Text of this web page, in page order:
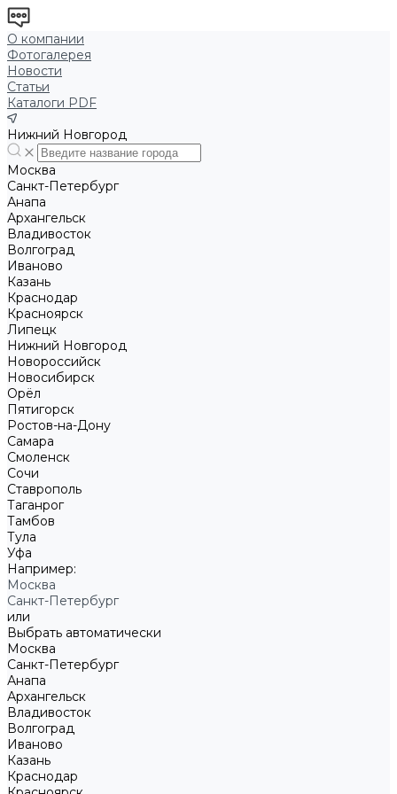
О компании
Фотогалерея
Новости
Статьи
Каталоги PDF
Нижний Новгород
Москва
Санкт-Петербург
Анапа
Архангельск
Владивосток
Волгоград
Иваново
Казань
Краснодар
Красноярск
Липецк
Нижний Новгород
Новороссийск
Новосибирск
Орёл
Пятигорск
Ростов-на-Дону
Самара
Смоленск
Сочи
Ставрополь
Таганрог
Тамбов
Тула
Уфа
Например:
Москва
Санкт-Петербург
или
Выбрать автоматически
Москва
Санкт-Петербург
Анапа
Архангельск
Владивосток
Волгоград
Иваново
Казань
Краснодар